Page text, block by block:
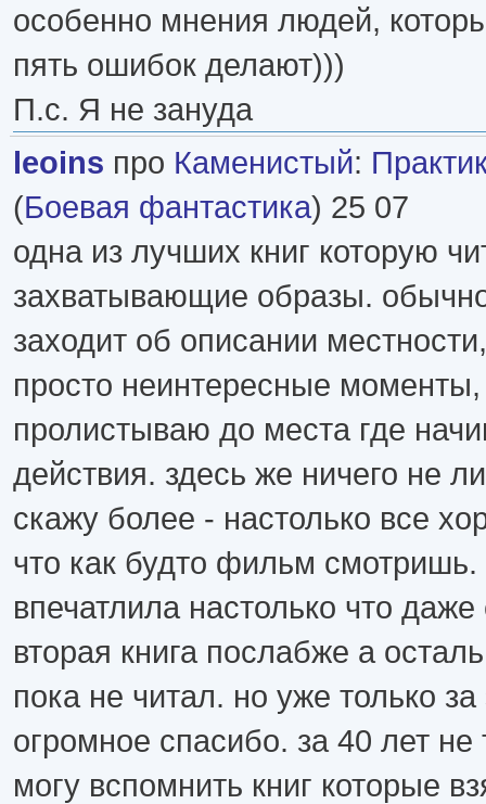
особенно мнения людей,
пять ошибок делают)))
П.с. Я не зануда
leoins про Каменистый:
(Боевая фантастика) 25 07
одна из лучших книг которую
захватывающие образы.
заходит об описании
просто неинтересные
пролистываю до места где
действия. здесь же ничего не
скажу более - настолько все
что как будто фильм смотришь.
впечатлила настолько что
вторая книга послабже а
пока не читал. но уже только за
огромное спасибо. за 40 лет не
могу вспомнить книг которые